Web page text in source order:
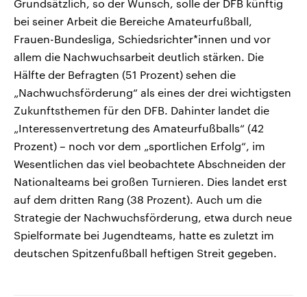
Grundsätzlich, so der Wunsch, solle der DFB künftig
bei seiner Arbeit die Bereiche Amateurfußball,
Frauen-Bundesliga, Schiedsrichter*innen und vor
allem die Nachwuchsarbeit deutlich stärken. Die
Hälfte der Befragten (51 Prozent) sehen die
„Nachwuchsförderung“ als eines der drei wichtigsten
Zukunftsthemen für den DFB. Dahinter landet die
„Interessenvertretung des Amateurfußballs“ (42
Prozent) – noch vor dem „sportlichen Erfolg“, im
Wesentlichen das viel beobachtete Abschneiden der
Nationalteams bei großen Turnieren. Dies landet erst
auf dem dritten Rang (38 Prozent). Auch um die
Strategie der Nachwuchsförderung, etwa durch neue
Spielformate bei Jugendteams, hatte es zuletzt im
deutschen Spitzenfußball heftigen Streit gegeben.